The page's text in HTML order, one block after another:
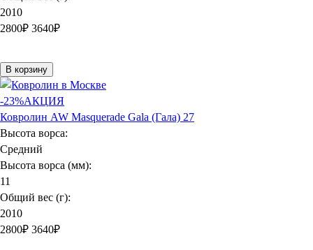
2010
2800₽ 3640₽
В корзину
-23%АКЦИЯ
Ковролин AW Masquerade Gala (Гала) 27
Высота ворса:
Средний
Высота ворса (мм):
11
Общий вес (г):
2010
2800₽ 3640₽